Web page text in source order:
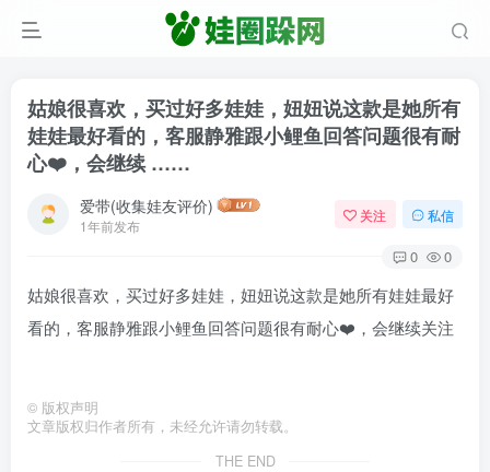
姑娘很喜欢，买过好多娃娃，妞妞说这款是她所有
娃娃最好看的，客服静雅跟小鲤鱼回答问题很有耐
心❤️，会继续 ……
爱带(收集娃友评价)
1年前发布
关注 私信
0 0
姑娘很喜欢，买过好多娃娃，妞妞说这款是她所有娃娃最好
看的，客服静雅跟小鲤鱼回答问题很有耐心❤️，会继续关注
© 版权声明
文章版权归作者所有，未经允许请勿转载。
THE END